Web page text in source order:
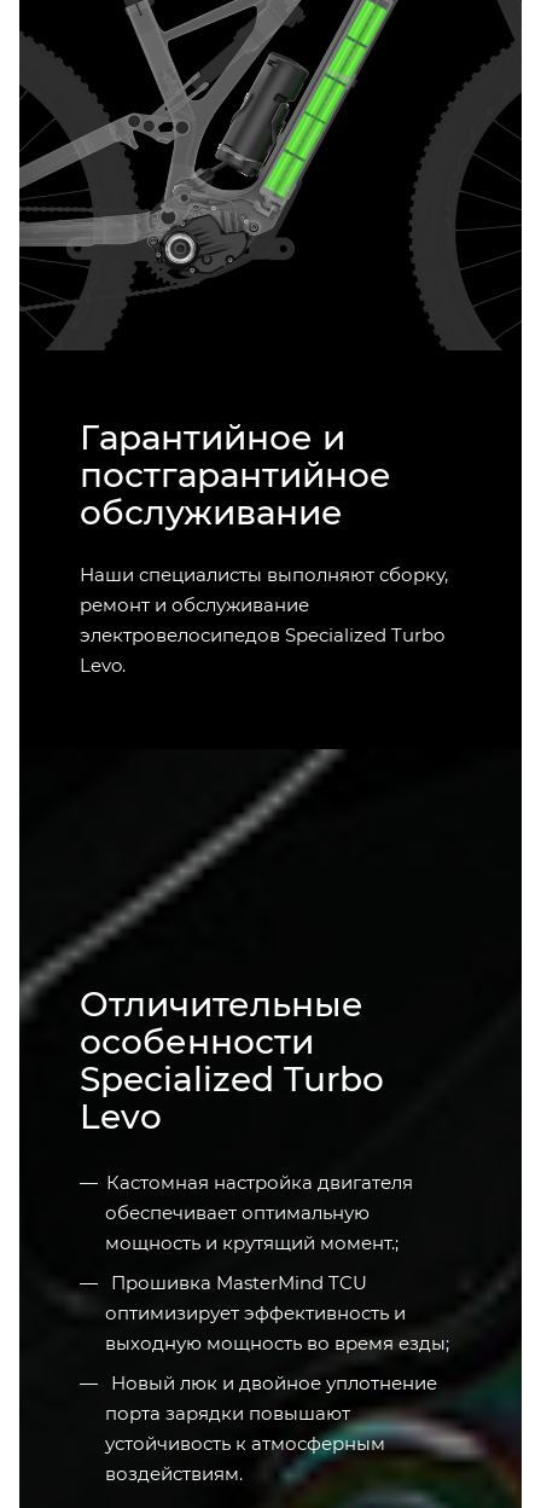
Гарантийное и
постгарантийное
обслуживание
Наши специалисты выполняют сборку,
ремонт и обслуживание
электровелосипедов Specialized Turbo
Levo.
Отличительные
особенности
Specialized Turbo
Levo
Кастомная настройка двигателя
обеспечивает оптимальную
мощность и крутящий момент.;
Прошивка MasterMind TCU
оптимизирует эффективность и
выходную мощность во время езды;
Новый люк и двойное уплотнение
порта зарядки повышают
устойчивость к атмосферным
воздействиям.